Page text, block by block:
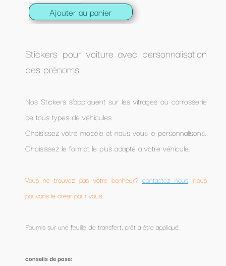
Ajouter au panier
Stickers pour voiture avec personnalisation
des prénoms
Nos Stickers s’appliquent sur les vitrages ou carrosserie
de tous types de véhicules.
Choisissez votre modèle et nous vous le personnalisons.
Choisissez le format le plus adapté a votre véhicule.
Vous ne trouvez pas votre bonheur? contactez nous, nous
pouvons le créer pour vous
Fournis sur une feuille de transfert, prêt à être appliqué.
conseils de pose: